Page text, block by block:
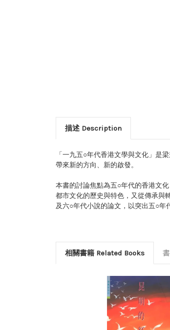
描述 Description
「一九五○年代香港文學與文化」是
帶來新的方向、新的啟發。
本書的討論焦點為五○年代的香港文
都市文化的歷史與特色，又從傳承與
及六○年代小說的論文，以突出五○年
相關書籍 Related Books